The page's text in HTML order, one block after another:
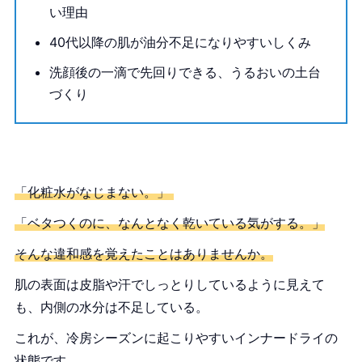
い理由
40代以降の肌が油分不足になりやすいしくみ
洗顔後の一滴で先回りできる、うるおいの土台
づくり
「化粧水がなじまない。」
「ベタつくのに、なんとなく乾いている気がする。」
そんな違和感を覚えたことはありませんか。
肌の表面は皮脂や汗でしっとりしているように見えて
も、内側の水分は不足している。
これが、冷房シーズンに起こりやすいインナードライの